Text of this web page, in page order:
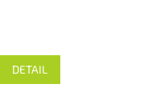
DETAIL